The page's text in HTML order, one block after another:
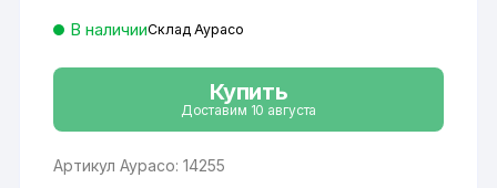
В наличииСклад Аурасо
Купить
Доставим 10 августа
Артикул Аурасо: 14255